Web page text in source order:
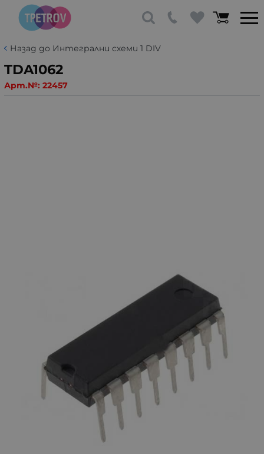
Назад до Интегрални схеми 1 DIV
TDA1062
Арт.№: 22457